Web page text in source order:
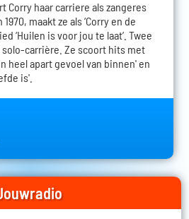
Corry haar carriere als zangeres
1970, maakt ze als ‘Corry en de
‘Huilen is voor jou te laat’. Twee
solo-carrière. Ze scoort hits met
heel apart gevoel van binnen' en
is'.